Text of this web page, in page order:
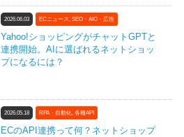
2026.06.03 ECニュース, SEO・AIO・広告
Yahoo!ショッピングがチャットGPTと
連携開始。AIに選ばれるネットショッ
プになるには？
2026.05.18 RPA・自動化, 各種API
ECのAPI連携って何？ネットショップ